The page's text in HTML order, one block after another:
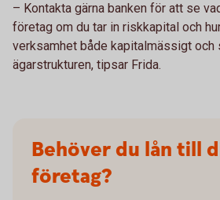
– Kontakta gärna banken för att se
företag om du tar in riskkapital och
verksamhet både kapitalmässigt
ägarstrukturen, tipsar Frida.
Behöver du lån till
företag?